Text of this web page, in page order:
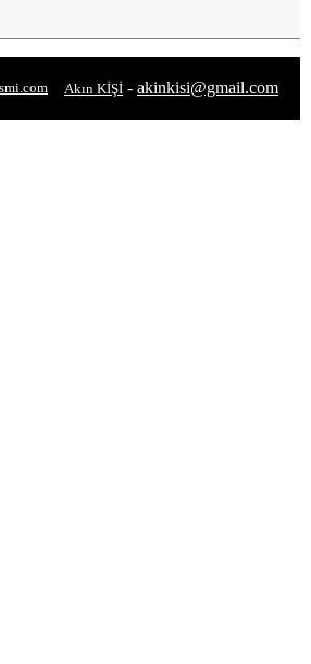
Akın KİŞİ - akinkisi@gmail.com